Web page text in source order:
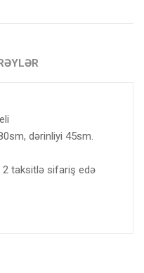
dərinliyi 45sm.
2 taksitlə sifariş edə